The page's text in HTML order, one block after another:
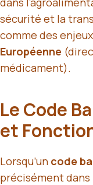
sécurité et la
comme des
Européenne
médicament).
Le Code
et
Lorsqu’un code
précisément dans